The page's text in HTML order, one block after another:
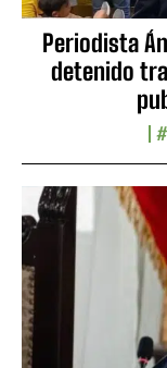
Periodista
detenido